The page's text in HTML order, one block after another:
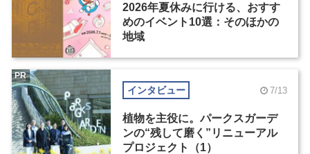
2026年夏休みに行ける、おすす
めのイベント10選：そのほかの
地域
インタビュー 7/13
植物を主役に。パークスガーデ
ンの“残して磨く”リニューアル
プロジェクト（1）
PR